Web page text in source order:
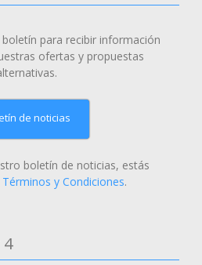
para recibir información
ofertas y propuestas
de noticias
boletín de noticias, estás
Términos y Condiciones.
4